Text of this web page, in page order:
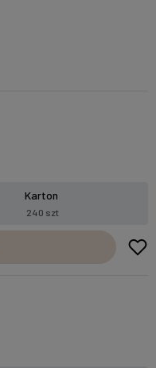
Karton
240 szt